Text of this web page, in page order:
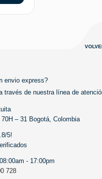
envio express?
través de nuestra línea de
– 31 Bogotá, Colombia
5!
- 17:00pm
728